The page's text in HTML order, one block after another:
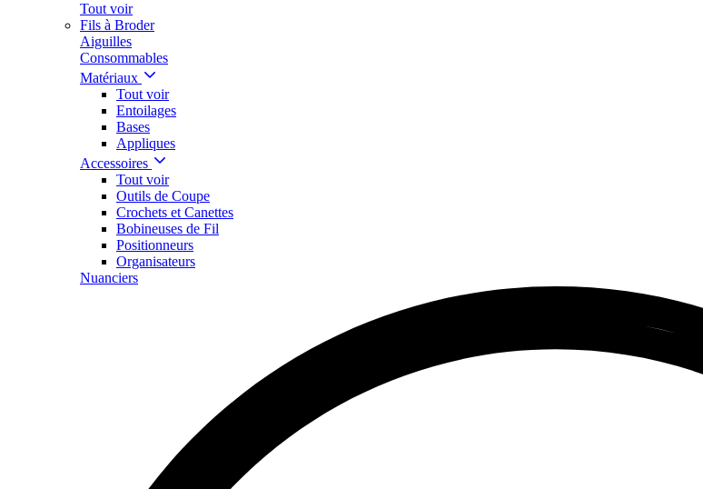
Tout voir
Fils à Broder
Aiguilles
Consommables
Matériaux
Tout voir
Entoilages
Bases
Appliques
Accessoires
Tout voir
Outils de Coupe
Crochets et Canettes
Bobineuses de Fil
Positionneurs
Organisateurs
Nuanciers